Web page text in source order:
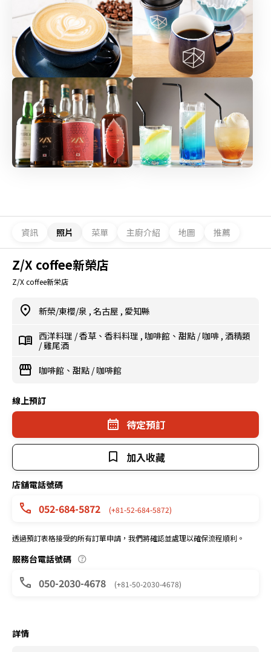
資訊 照片 菜單 主廚介紹 地圖 推薦
Z/X coffee新榮店
Z/X coffee新栄店
新榮/東櫻/泉 , 名古屋 , 愛知縣
西洋料理 /香草、香料料理 , 咖啡館、甜點 /咖啡 , 酒精類
/雞尾酒
咖啡館、甜點 /咖啡館
線上預訂
待定預訂
加入收藏
店舖電話號碼
052-684-5872 (+81-52-684-5872)
透過預訂表格接受的所有訂單申請，我們將確認並處理以確保流程順利。
服務台電話號碼
050-2030-4678 (+81-50-2030-4678)
詳情